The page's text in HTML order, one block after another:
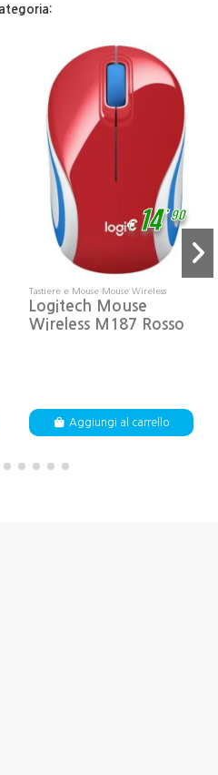
€ 14
,90
Tastiere e Mouse Mouse Wireless
Logitech Mouse
Wireless M187 Rosso
Aggiungi al carrello